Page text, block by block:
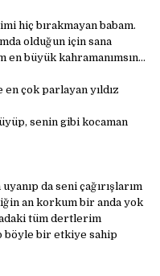
hiç bırakmayan babam.
olduğun için sana
büyük kahramanımsın…
çok parlayan yıldız
senin gibi kocaman
da seni çağırışlarım
an korkum bir anda yok
tüm dertlerim
böyle bir etkiye sahip